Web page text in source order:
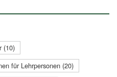
(10)
für Lehrpersonen (20)